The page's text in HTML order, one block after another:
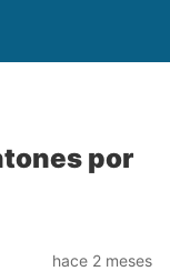
por
hace 2 meses